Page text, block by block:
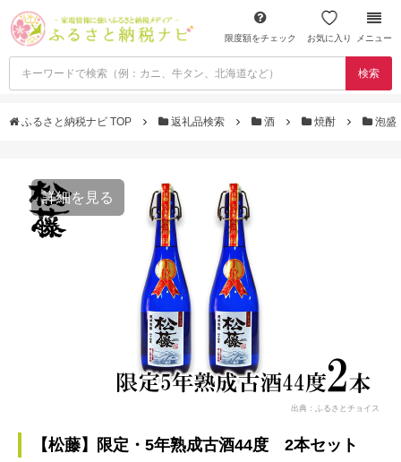
限度額をチェック お気に入り メニュー
検索
ふるさと納税ナビ TOP 返礼品検索 酒 焼酎 泡盛
詳細を見る
出典：ふるさとチョイス
【松藤】限定・5年熟成古酒44度 2本セット